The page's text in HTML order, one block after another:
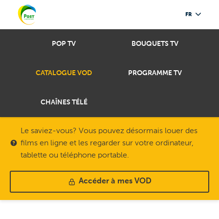
FR
POP TV BOUQUETS TV
CATALOGUE VOD PROGRAMME TV
CHAÎNES TÉLÉ
Le saviez-vous? Vous pouvez désormais louer des
films en ligne et les regarder sur votre ordinateur,
tablette ou téléphone portable.
Accéder à mes VOD